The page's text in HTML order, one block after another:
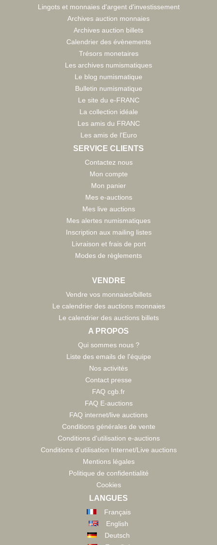
Lingots et monnaies d'argent d'investissement
Archives auction monnaies
Archives auction billets
Calendrier des évènements
Trésors monetaires
Les archives numismatiques
Le blog numismatique
Bulletin numismatique
Le site du e-FRANC
La collection idéale
Les amis du FRANC
Les amis de l'Euro
SERVICE CLIENTS
Contactez nous
Mon compte
Mon panier
Mes e-auctions
Mes live auctions
Mes alertes numismatiques
Inscription aux mailing listes
Livraison et frais de port
Modes de règlements
VENDRE
Vendre vos monnaies/billets
Le calendrier des auctions monnaies
Le calendrier des auctions billets
A PROPOS
Qui sommes nous ?
Liste des emails de l'équipe
Nos activités
Contact presse
FAQ cgb.fr
FAQ E-auctions
FAQ internet/live auctions
Conditions générales de vente
Conditions d'utilisation e-auctions
Conditions d'utilisation Internet/Live auctions
Mentions légales
Politique de confidentialité
Cookies
LANGUES
Français
English
Deutsch